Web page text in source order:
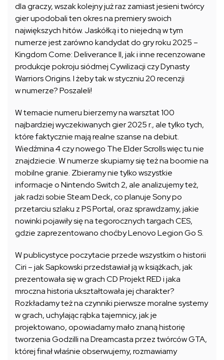
dla graczy, wszak kolejny już raz zamiast jesieni twórcy
gier upodobali ten okres na premiery swoich
największych hitów. Jaskółką i to niejedną w tym
numerze jest zarówno kandydat do gry roku 2025 –
Kingdom Come: Deliverance II, jak i inne recenzowane
produkcje pokroju siódmej Cywilizacji czy Dynasty
Warriors Origins. I żeby tak w styczniu 20 recenzji
w numerze? Poszaleli!
W temacie numeru bierzemy na warsztat 100
najbardziej wyczekiwanych gier 2025 r., ale tylko tych,
które faktycznie mają realne szanse na debiut.
Wiedźmina 4 czy nowego The Elder Scrolls więc tu nie
znajdziecie. W numerze skupiamy się też na boomie na
mobilne granie. Zbieramy nie tylko wszystkie
informacje o Nintendo Switch 2, ale analizujemy też,
jak radzi sobie Steam Deck, co planuje Sony po
przetarciu szlaku z PS Portal, oraz sprawdzamy, jakie
nowinki pojawiły się na tegorocznych targach CES,
gdzie zaprezentowano choćby Lenovo Legion Go S.
W publicystyce poczytacie przede wszystkim o historii
Ciri – jak Sapkowski przedstawiał ją w książkach, jak
prezentowała się w grach CD Projekt RED i jaka
mroczna historia ukształtowała jej charakter?
Rozkładamy też na czynniki pierwsze moralne systemy
w grach, uchylając rąbka tajemnicy, jak je
projektowano, opowiadamy mało znaną historię
tworzenia Godzilli na Dreamcasta przez twórców GTA,
której finał właśnie obserwujemy, rozmawiamy